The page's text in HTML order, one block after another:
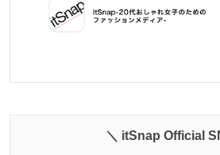
＼ itSnap Official